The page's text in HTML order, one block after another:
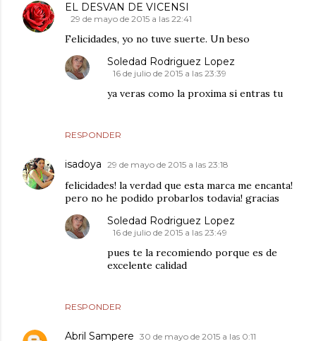
EL DESVAN DE VICENSI
29 de mayo de 2015 a las 22:41
Felicidades, yo no tuve suerte. Un beso
RESPONDER
Soledad Rodriguez Lopez
16 de julio de 2015 a las 23:39
ya veras como la proxima si entras tu
isadoya 29 de mayo de 2015 a las 23:18
felicidades! la verdad que esta marca me encanta!
pero no he podido probarlos todavia! gracias
RESPONDER
Soledad Rodriguez Lopez
16 de julio de 2015 a las 23:49
pues te la recomiendo porque es de
excelente calidad
Abril Sampere 30 de mayo de 2015 a las 0:11